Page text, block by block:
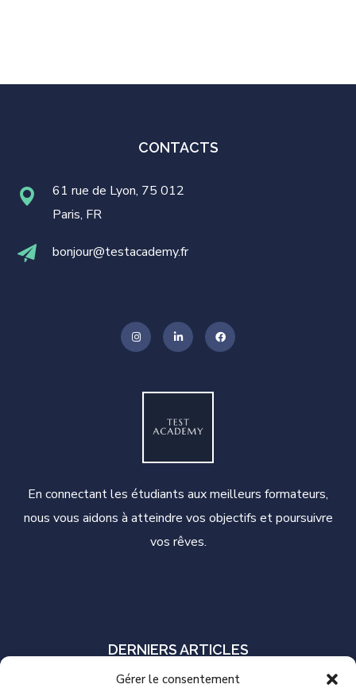
Gérer le consentement
CONTACTS
61 rue de Lyon, 75 012
Paris, FR
bonjour@testacademy.fr
En connectant les étudiants aux meilleurs formateurs,
nous vous aidons à atteindre vos objectifs et poursuivre
vos rêves.
DERNIERS ARTICLES
S’il faut en choisir un seul, quel outil